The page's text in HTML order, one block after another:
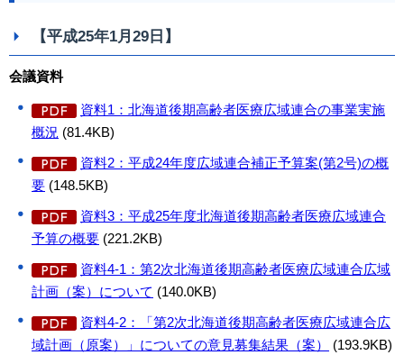
【平成25年1月29日】
会議資料
資料1：北海道後期高齢者医療広域連合の事業実施
概況 (81.4KB)
資料2：平成24年度広域連合補正予算案(第2号)の概
要 (148.5KB)
資料3：平成25年度北海道後期高齢者医療広域連合
予算の概要 (221.2KB)
資料4-1：第2次北海道後期高齢者医療広域連合広域
計画（案）について (140.0KB)
資料4-2：「第2次北海道後期高齢者医療広域連合広
域計画（原案）」についての意見募集結果（案）
(193.9KB)